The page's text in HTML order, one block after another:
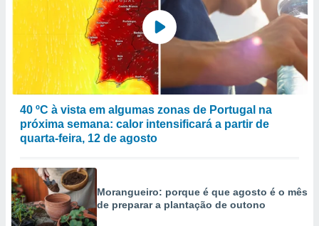
40 ºC à vista em algumas zonas de Portugal na
próxima semana: calor intensificará a partir de
quarta-feira, 12 de agosto
Morangueiro: porque é que agosto é o mês
de preparar a plantação de outono